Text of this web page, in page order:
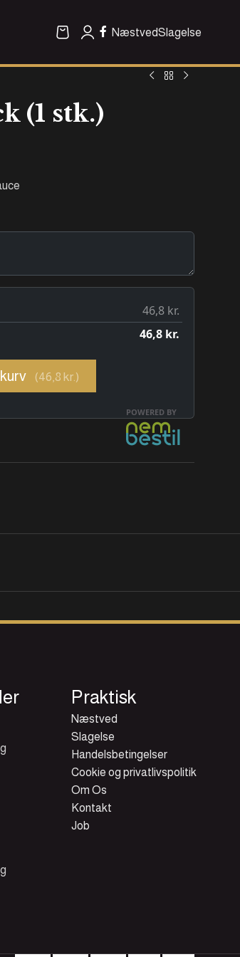
NæstvedSlagelse
(1 stk.)
Praktisk
Næstved
Slagelse
Handelsbetingelser
Cookie og privatlivspolitik
Om Os
Kontakt
Job